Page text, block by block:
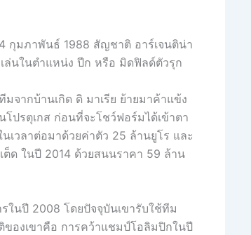
กุมภาพันธ์ 1988 สัญชาติ อาร์เจนติน่า
ล่นในตำแหน่ง ปีก หรือ มิดฟิลด์ตัวรุก
จากบ้านเกิด ดิ มาเรีย ย้ายมาค้าแข้ง
ปรตุเกส ก่อนที่จะโชว์ฟอร์มได้เข้าตา
เวลาต่อมาด้วยค่าตัว 25 ล้านยูโร และ
ต็ด ในปี 2014 ด้วยสนนราคา 59 ล้าน
ในปี 2008 โดยปัจจุบันเขารับใช้ทีม
องเขาคือ การคว้าแชมป์โอลิมปิกในปี